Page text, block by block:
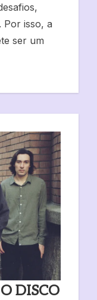
Por isso, a
ser um
DISCO